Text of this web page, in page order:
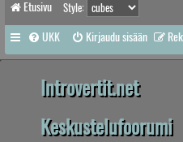
Etusivu Style:
UKK Kirjaudu sisään
Introvertit.net
Keskustelufoorumi